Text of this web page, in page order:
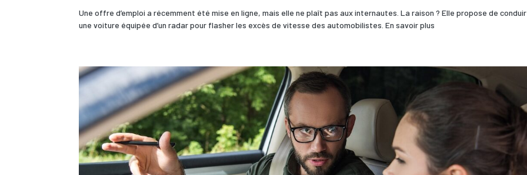
Une offre d’emploi a récemment été mise en ligne, mais elle ne plaît pas aux internautes. La raison ? Elle propose de
une voiture équipée d’un radar pour flasher les excès de vitesse des automobilistes. En savoir plus